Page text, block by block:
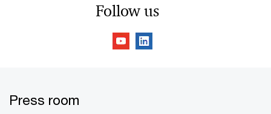
Follow us
Press room